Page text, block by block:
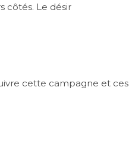
côtés. Le désir
cette campagne et ces